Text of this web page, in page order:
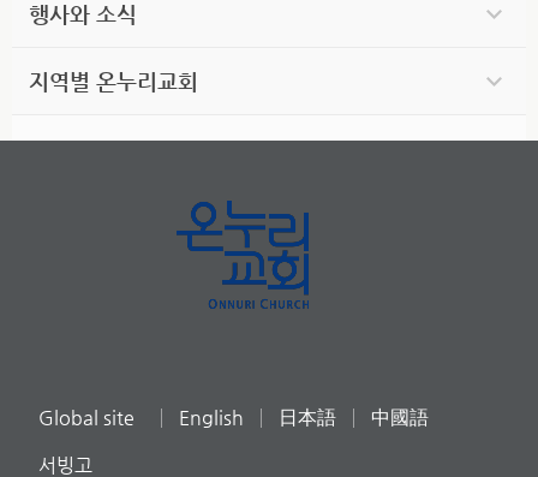
행사와 소식
지역별 온누리교회
Global site English 日本語 中國語
서빙고